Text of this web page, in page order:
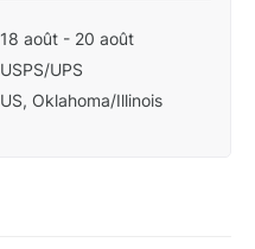
18 août - 20 août
USPS/UPS
US, Oklahoma/Illinois